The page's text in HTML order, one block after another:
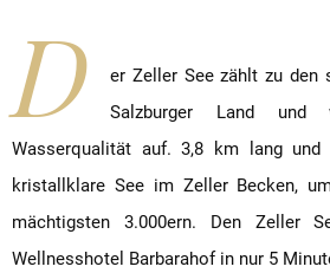
D
er Zeller See zählt zu den
Salzburger Land und
Wasserqualität auf. 3,8 km lang
kristallklare See im Zeller Becken,
mächtigsten 3.000ern. Den Zeller
Wellnesshotel Barbarahof in nur 5